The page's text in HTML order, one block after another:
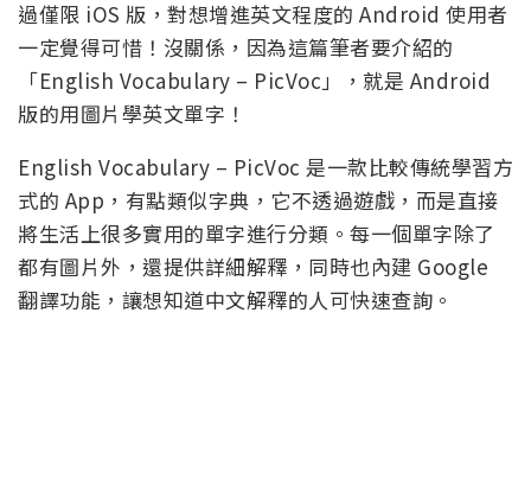
過僅限 iOS 版，對想增進英文程度的 Android 使用者
一定覺得可惜！沒關係，因為這篇筆者要介紹的
「English Vocabulary – PicVoc」，就是 Android
版的用圖片學英文單字！
English Vocabulary – PicVoc 是一款比較傳統學習方
式的 App，有點類似字典，它不透過遊戲，而是直接
將生活上很多實用的單字進行分類。每一個單字除了
都有圖片外，還提供詳細解釋，同時也內建 Google
翻譯功能，讓想知道中文解釋的人可快速查詢。